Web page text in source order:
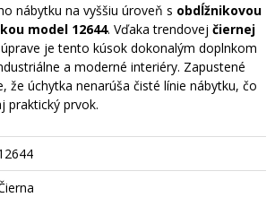
nábytku na vyššiu úroveň s obdĺžnikovou
model 12644. Vďaka trendovej čiernej
je tento kúsok dokonalým doplnkom
a moderné interiéry. Zapustené
že úchytka nenarúša čisté línie nábytku, čo
praktický prvok.